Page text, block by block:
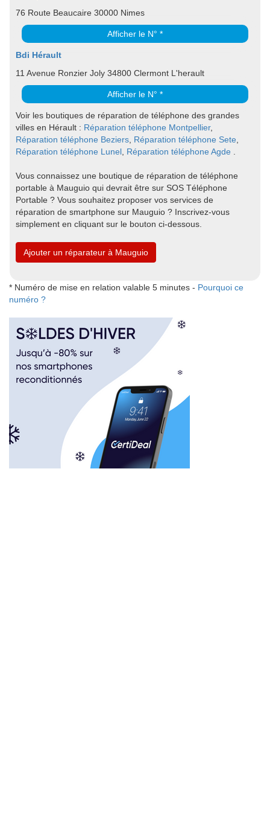
76 Route Beaucaire 30000 Nimes
Afficher le N° *
Bdi Hérault
11 Avenue Ronzier Joly 34800 Clermont L'herault
Afficher le N° *
Voir les boutiques de réparation de téléphone des grandes
villes en Hérault : Réparation téléphone Montpellier,
Réparation téléphone Beziers Réparation téléphone Sete
Réparation téléphone Lunel Réparation téléphone Agde
Vous connaissez une boutique de réparation de téléphone
portable à Mauguio qui devrait être sur SOS Téléphone
Portable ? Vous souhaitez proposer vos services de
réparation de smartphone sur Mauguio ? Inscrivez-vous
simplement en cliquant sur le bouton ci-dessous.
Ajouter un réparateur à Mauguio
* Numéro de mise en relation valable 5 minutes - Pourquoi ce
numéro ?